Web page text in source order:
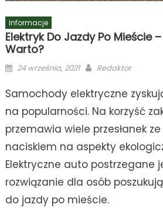
Informacje
Elektryk Do Jazdy Po Mieście
Warto?
Posted
24 września, 2021 Author
Redaktor
Samochody elektryczne
na popularności. Na korzyść
przemawia wiele przesłanek
naciskiem na aspekty
Elektryczne auto postrzegane
rozwiązanie dla osób
do jazdy po mieście.